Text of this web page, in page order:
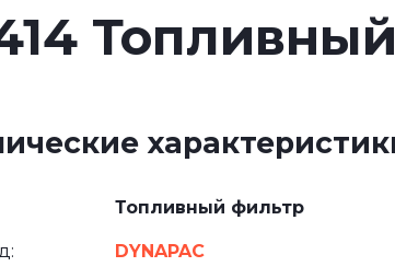
Топливный фильтр
DYNAPAC